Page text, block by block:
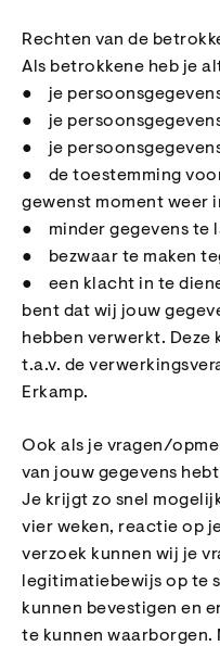
Rechten van de
Als betrokkene heb je
● je
● je
● je
● de toestemming
gewenst moment weer
● minder gegevens te
● bezwaar te maken
● een klacht in te
bent dat wij jouw
hebben verwerkt. Deze
t.a.v. de
Erkamp.
Ook als je vragen/
van jouw gegevens
Je krijgt zo snel
vier weken, reactie op
verzoek kunnen wij je
legitimatiebewijs op te
kunnen bevestigen en
te kunnen waarborgen.